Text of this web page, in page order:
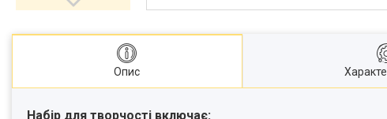
Опис
Набір для творчості включає: